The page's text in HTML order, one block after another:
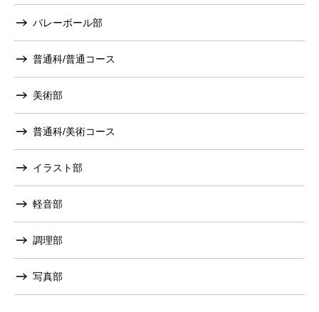
バレーボール部
普通科/普通コース
美術部
普通科/美術コース
イラスト部
軽音部
調理部
写真部